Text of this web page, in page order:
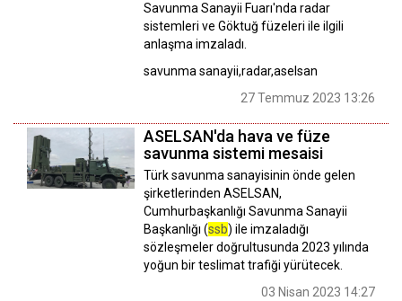
Savunma Sanayii Fuarı'nda radar
sistemleri ve Göktuğ füzeleri ile ilgili
anlaşma imzaladı.
savunma sanayii,radar,aselsan
27 Temmuz 2023 13:26
ASELSAN'da hava ve füze
savunma sistemi mesaisi
Türk savunma sanayisinin önde gelen
şirketlerinden ASELSAN,
Cumhurbaşkanlığı Savunma Sanayii
Başkanlığı (ssb) ile imzaladığı
sözleşmeler doğrultusunda 2023 yılında
yoğun bir teslimat trafiği yürütecek.
03 Nisan 2023 14:27